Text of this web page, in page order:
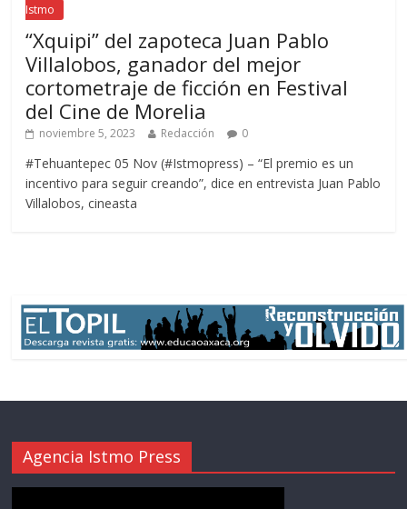
Istmo
“Xquipi” del zapoteca Juan Pablo
Villalobos, ganador del mejor
cortometraje de ficción en Festival
del Cine de Morelia
noviembre 5, 2023 Redacción 0
#Tehuantepec 05 Nov (#Istmopress) – “El premio es un
incentivo para seguir creando”, dice en entrevista Juan Pablo
Villalobos, cineasta
Agencia Istmo Press